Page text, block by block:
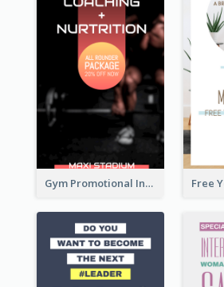
Gym Promotional Instagram Story Design